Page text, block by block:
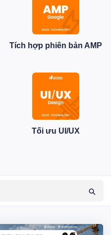
Tích hợp phiên bản AMP
Tối ưu UI/UX